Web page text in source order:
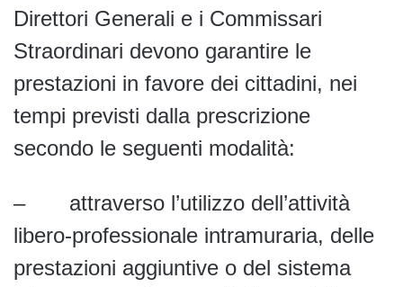
Direttori Generali e i Commissari
Straordinari devono garantire le
prestazioni in favore dei cittadini, nei
tempi previsti dalla prescrizione
secondo le seguenti modalità:
– attraverso l’utilizzo dell’attività
libero-professionale intramuraria, delle
prestazioni aggiuntive o del sistema